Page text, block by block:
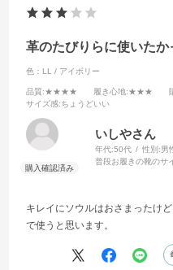
革のたびりらに使いたか
色：LL / アイボリー
品質:★★★★ 履き心地:★★★
サイズ感:ちょうどいい
いしやさん
年代:50代 性別:男
普段お履きの靴のサ
キレイにソウルはおさまったけ
で使うと思います。